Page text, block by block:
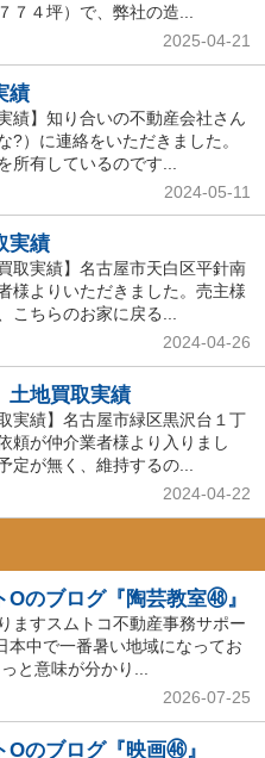
７４坪）で、弊社の造...
2025-04-21
績
績】知り合いの不動産会社さん
?）に連絡をいただきました。
所有しているのです...
2024-05-11
実績
取実績】名古屋市天白区平針南
様よりいただきました。売主様
こちらのお家に戻る...
2024-04-26
地買取実績
実績】名古屋市緑区黒沢台１丁
頼が仲介業者様より入りまし
定が無く、維持するの...
2024-04-22
のブログ『陶芸教室㊽』
ますスムトコ不動産事務サポー
本中で一番暑い地域になってお
と意味が分かり...
2026-07-25
のブログ『映画㊻』